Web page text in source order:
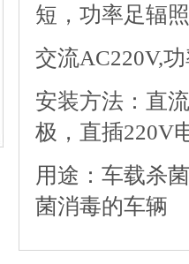
短，功率足辐
交流AC220V,
安装方法：直
极，直插220V
用途：车载杀
菌消毒的车辆